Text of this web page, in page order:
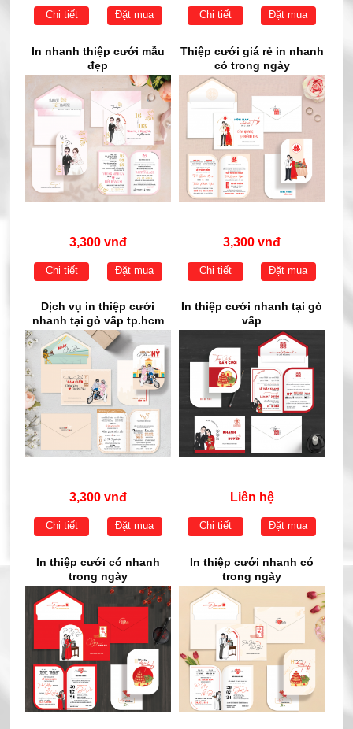
Chi tiết Đặt mua Chi tiết Đặt mua
In nhanh thiệp cưới mẫu
đẹp
3,300 vnđ
Chi tiết Đặt mua
Thiệp cưới giá rẻ in nhanh
có trong ngày
3,300 vnđ
Chi tiết Đặt mua
Dịch vụ in thiệp cưới
nhanh tại gò vấp tp.hcm
3,300 vnđ
Chi tiết Đặt mua
In thiệp cưới nhanh tại gò
vấp
Liên hệ
Chi tiết Đặt mua
In thiệp cưới có nhanh
trong ngày
In thiệp cưới nhanh có
trong ngày